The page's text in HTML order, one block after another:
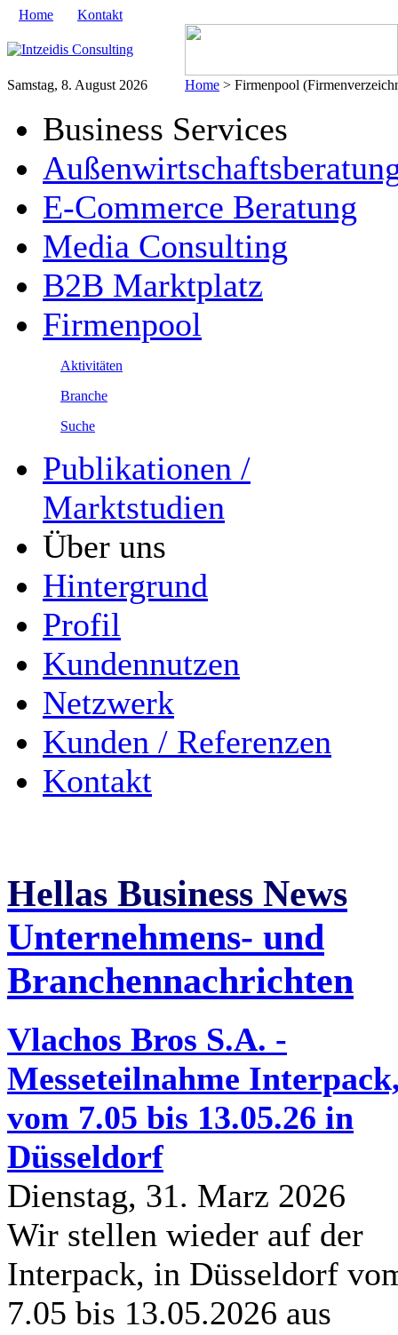
Home Kontakt
Samstag, 8. August 2026 Home > Firmenpool
Business Services
E-Commerce Beratung
Media Consulting
B2B Marktplatz
Firmenpool
Aktivitäten
Branche
Suche
Publikationen /
Marktstudien
Über uns
Hintergrund
Profil
Kundennutzen
Netzwerk
Kunden / Referenzen
Kontakt
Hellas Business News
Unternehmens- und
Branchennachrichten
Vlachos Bros S.A. -
Messeteilnahme
vom 7.05 bis 13.05.26 in
Düsseldorf
Dienstag, 31. Marz 2026
Wir stellen wieder auf der
Interpack, in Düsseldorf
7.05 bis 13.05.2026 aus